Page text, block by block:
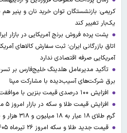
یک‌بار تغییر کند
پشت پرده فروش برنج آمریکایی در بازار
اتاق بازرگانی ایران؛ ثبت سفارش کالاهای
آمریکایی صرفه اقتصادی ندارد
تأکید مدیرعامل هلدینگ خلیج‌فارس بر
برق شرکت‌های آسیب‌دیده با مشارکت مپنا
افزایش ۱۰۰ درصدی قیمت بنزین با موافقت سران قوا
گرم طلای ۱۸ عیار به ۱۸ میلیون و ۳۱۸ هزار و ۱۰۰ تومان رسید
قیمت جدید طلا و سکه امروز ۲۶ تیرماه ۱۴۰۵/ جدول